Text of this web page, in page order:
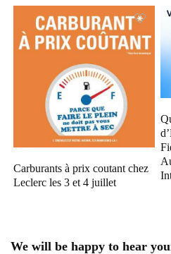
Carburants à prix coutant chez
Leclerc les 3 et 4 juillet
We will be happy to hear